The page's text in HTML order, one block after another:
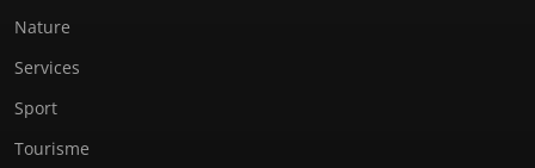
Nature
Services
Sport
Tourisme